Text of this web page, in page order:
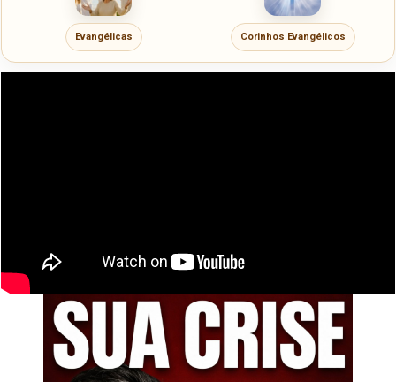
Evangélicas Corinhos Evangélicos